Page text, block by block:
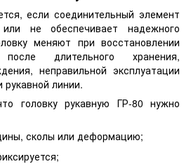
если соединительный элемент
не обеспечивает надежного
меняют при восстановлении
длительного хранения,
неправильной эксплуатации
рукавной линии.
головку рукавную ГР-80 нужно
сколы или деформацию;